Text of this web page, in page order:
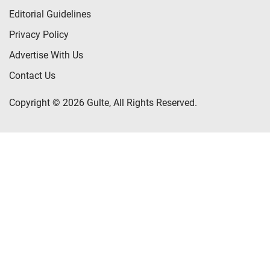
Editorial Guidelines
Privacy Policy
Advertise With Us
Contact Us
Copyright © 2026 Gulte, All Rights Reserved.